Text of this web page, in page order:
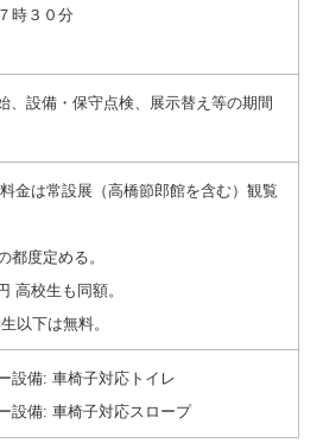
時３０分
、設備・保守点検、展示替え等の期間
金は常設展（高橋節郎館を含む）観覧
都度定める。
高校生も同額。
以下は無料。
設備: 車椅子対応トイレ
設備: 車椅子対応スロープ